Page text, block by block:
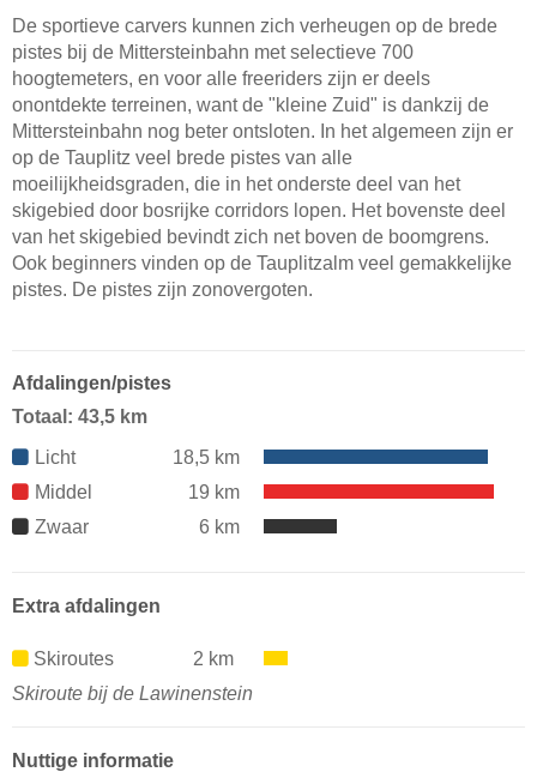
De sportieve carvers kunnen zich verheugen op de brede
pistes bij de Mittersteinbahn met selectieve 700
hoogtemeters, en voor alle freeriders zijn er deels
onontdekte terreinen, want de "kleine Zuid" is dankzij de
Mittersteinbahn nog beter ontsloten. In het algemeen zijn er
op de Tauplitz veel brede pistes van alle
moeilijkheidsgraden, die in het onderste deel van het
skigebied door bosrijke corridors lopen. Het bovenste deel
van het skigebied bevindt zich net boven de boomgrens.
Ook beginners vinden op de Tauplitzalm veel gemakkelijke
pistes. De pistes zijn zonovergoten.
Afdalingen/pistes
Totaal: 43,5 km
Licht
18,5 km
Middel
19 km
Zwaar
6 km
Extra afdalingen
Skiroutes
2 km
Skiroute bij de Lawinenstein
Nuttige informatie